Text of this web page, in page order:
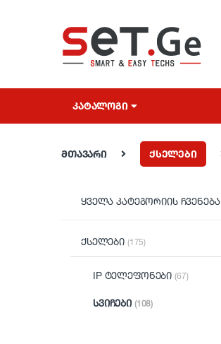
ᲙᲐᲢᲐᲚᲝᲒᲘ
მთავარი ქსელები
ყველა კატეგორიის ჩვენება
ქსელები (175)
IP ტელეფონები(67)
სვიჩები (108)